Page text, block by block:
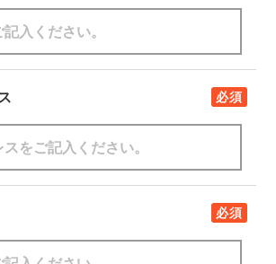
必須
必須